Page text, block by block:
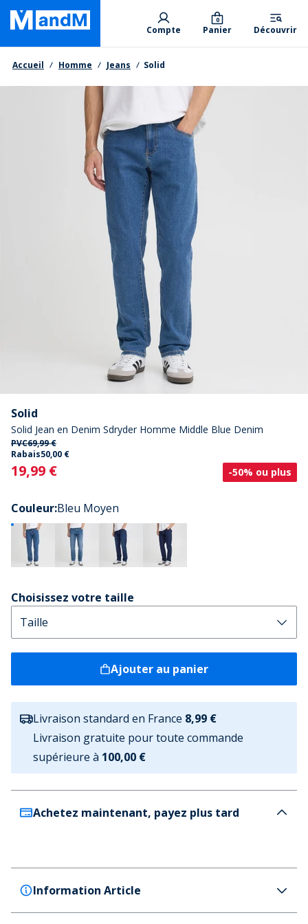
Skip
main
content
Primary departments
Compte Panier
0
Découvrir
Fil d'Ariane
Accueil Homme Jeans Solid
Solid
Solid Jean en Denim Sdryder Homme Middle Blue Denim
PVC69,99 €
Rabais50,00 €
Current
19,99 € -50% ou plus
Couleur:Bleu Moyen
Choisissez votre taille
Ajouter au panier
Livraison standard en France 8,99 €
Livraison gratuite pour toute commande
supérieure à 100,00 €
Achetez maintenant, payez plus tard
Information Article